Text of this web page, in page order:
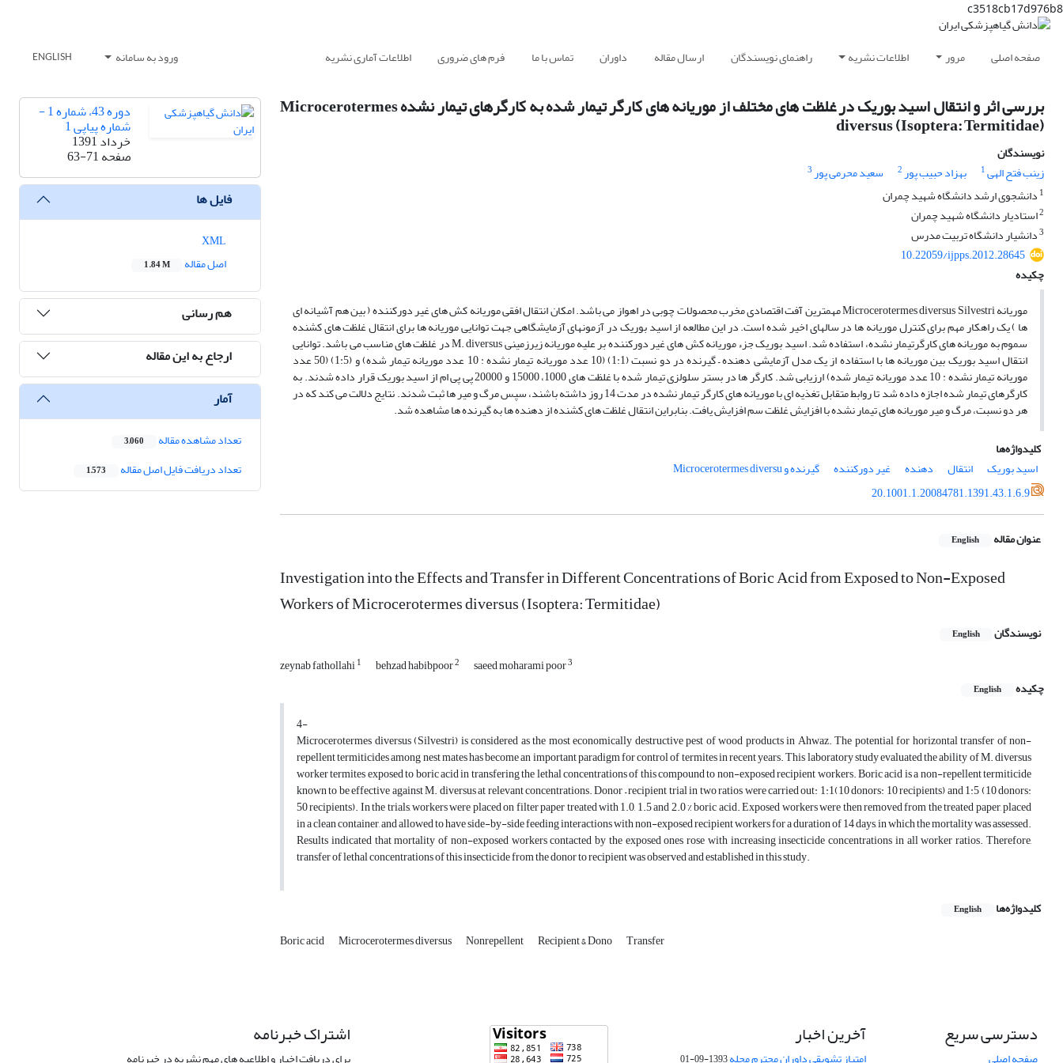
c3518cb17d976b8
صفحه اصلی مرور اطلاعات نشریه راهنمای نویسندگان ارسال مقاله داوران تماس با ما فرم های ضروری اطلاعات آماری نشریه ورود به سامانه ENGLISH
بررسی اثر و انتقال اسید بوریک در غلظت های مختلف از موریانه های کارگر تیمار شده به کارگرهای تیمار نشده Microcerotermes
diversus (Isoptera: Termitidae)
نویسندگان
زینب فتح الهی1 بهزاد حبیب پور2 سعید محرمی پور3
1 دانشجوی ارشد دانشگاه شهید چمران
2استادیار دانشگاه شهید چمران
3دانشیار دانشگاه تربیت مدرس
10.22059/ijpps.2012.28645
چکیده
موریانه Microcerotermes diversus Silvestri مهمترین آفت اقتصادی مخرب محصولات چوبی در اهواز می باشد. امکان انتقال افقی موریانه کش های غیر دورکننده ( بین هم آشیانه ای
ها ) یک راهکار مهم برای کنترل موریانه ها در سالهای اخیر شده است. در این مطالعه از اسید بوریک در آزمونهای آزمایشگاهی جهت توانایی موریانه ها برای انتقال غلظت های کشنده
سموم به موریانه های کارگرتیمار نشده، استفاده شد. اسید بوریک جزء موریانه کش های غیر دورکننده بر علیه موریانه زیرزمینی M. diversus در غلظت های مناسب می باشد. توانایی
انتقال اسید بوریک بین موریانه ها با استفاده از یک مدل آزمایشی دهنده – گیرنده در دو نسبت (1:1) (10 عدد موریانه تیمار نشده : 10 عدد موریانه تیمار شده) و (1:5) (50 عدد
موریانه تیمار نشده : 10 عدد موریانه تیمار شده) ارزیابی شد. کارگر ها در بستر سلولزی تیمار شده با غلظت های 1000، 15000 و 20000 پی پی ام از اسید بوریک قرار داده شدند. به
کارگرهای تیمار شده اجازه داده شد تا روابط متقابل تغذیه ای با موریانه های کارگر تیمار نشده در مدت 14 روز داشته باشند، سپس مرگ و میر ها ثبت شدند. نتایج دلالت می کند که در
هر دو نسبت، مرگ و میر موریانه های تیمار نشده با افزایش غلظت سم افزایش یافت. بنابراین انتقال غلظت های کشنده از دهنده ها به گیرنده ها مشاهده شد.
کلیدواژه‌ها
اسید بوریک
انتقال دهنده غیر دورکننده
گیرنده و Microcerotermes diversu
20.1001.1.20084781.1391.43.1.6.9
عنوان مقاله English
Investigation into the Effects and Transfer in Different Concentrations of Boric Acid from Exposed to Non-Exposed
Workers of Microcerotermes diversus (Isoptera: Termitidae)
نویسندگان English
zeynab fathollahi1 behzad habibpoor2 saeed moharami poor3
چکیده English
4-
Microcerotermes diversus (Silvestri) is considered as the most economically destructive pest of wood products in Ahwaz. The potential for horizontal transfer of non-
repellent termiticides among nest mates has become an important paradigm for control of termites in recent years. This laboratory study evaluated the ability of M. diversus
worker termites exposed to boric acid in transfering the lethal concentrations of this compound to non-exposed recipient workers. Boric acid is a non-repellent termiticide
known to be effective against M. diversus at relevant concentrations. Donor – recipient trial in two ratios were carried out: 1:1(10 donors: 10 recipients) and 1:5 (10 donors:
50 recipients). In the trials, workers were placed on filter paper treated with 1.0, 1.5 and 2.0 % boric acid. Exposed workers were then removed from the treated paper, placed
in a clean container, and allowed to have side-by-side feeding interactions with non-exposed recipient workers for a duration of 14 days, in which the mortality was assessed.
Results indicated that mortality of non-exposed workers contacted by the exposed ones rose with increasing insecticide concentrations in all worker ratios. Therefore,
transfer of lethal concentrations of this insecticide from the donor to recipient was observed and established in this study.
کلیدواژه‌ها English
Boric acid Microcerotermes diversus Nonrepellent Recipient & Dono Transfer
دوره 43، شماره 1 -
شماره پیاپی 1
خرداد 1391
صفحه63-71
فایل ها
اصل مقاله
1.84 M
هم رسانی
ارجاع به این مقاله
آمار
تعداد مشاهده مقاله 3,060
تعداد دریافت فایل اصل مقاله 1,573
دسترسی سریع آخرین اخبار اشتراک خبرنامه